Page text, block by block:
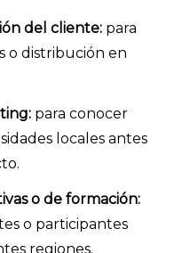
del cliente: para
o distribución en
para conocer
locales antes
o de formación:
o participantes
regiones.